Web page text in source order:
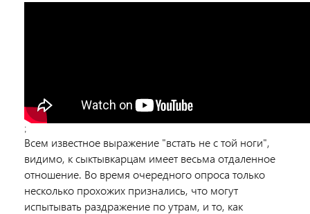
;
Всем известное выражение "встать не с той ноги",
видимо, к сыктывкарцам имеет весьма отдаленное
отношение. Во время очередного опроса только
несколько прохожих признались, что могут
испытывать раздражение по утрам, и то, как